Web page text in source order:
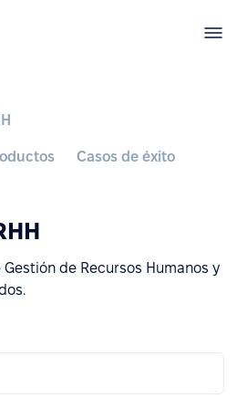
Casos de éxito
de Recursos Humanos y